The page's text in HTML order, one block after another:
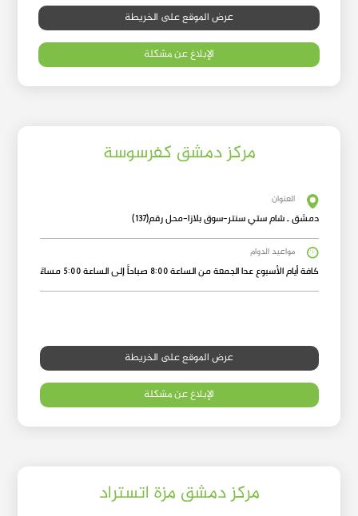
عرض الموقع على الخريطة
الإبلاغ عن مشكلة
مركز دمشق كفرسوسة
العنوان
دمشق ـ شام ستي سنتر-سوق بلازا-محل رقم(137)
مواعيد الدوام
كافة أيام الأسبوع عدا الجمعة من الساعة 8:00 صباحاً إلى الساعة 5:00 مساءً
عرض الموقع على الخريطة
الإبلاغ عن مشكلة
مركز دمشق مزة اتستراد